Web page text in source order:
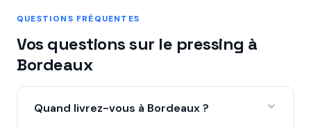
QUESTIONS FRÉQUENTES
Vos questions sur le pressing à
Bordeaux
Quand livrez-vous à Bordeaux ?